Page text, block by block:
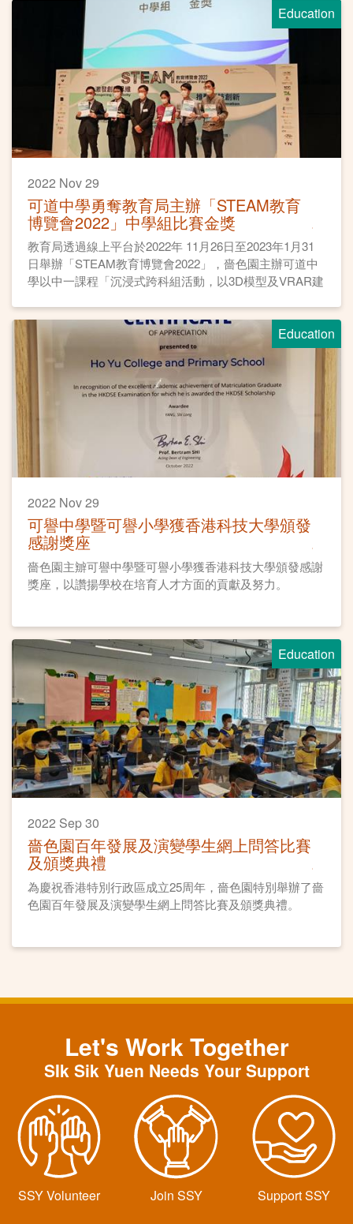
Education
2022 Nov 29
可道中學勇奪教育局主辦「STEAM教育
博覽會2022」中學組比賽金獎
教育局透過線上平台於2022年 11月26日至2023年1月31
日舉辦「STEAM教育博覽會2022」，嗇色園主辦可道中
學以中一課程「沉浸式跨科組活動，以3D模型及VRAR建
Education
2022 Nov 29
可譽中學暨可譽小學獲香港科技大學頒發
感謝獎座
嗇色園主辧可譽中學暨可譽小學獲香港科技大學頒發感謝
獎座，以讚揚學校在培育人才方面的貢獻及努力。
Education
2022 Sep 30
嗇色園百年發展及演變學生網上問答比賽
及頒獎典禮
為慶祝香港特別行政區成立25周年，嗇色園特別舉辦了嗇
色園百年發展及演變學生網上問答比賽及頒獎典禮。
Let's Work Together
SIk Sik Yuen Needs Your Support
SSY Volunteer Join SSY Support SSY